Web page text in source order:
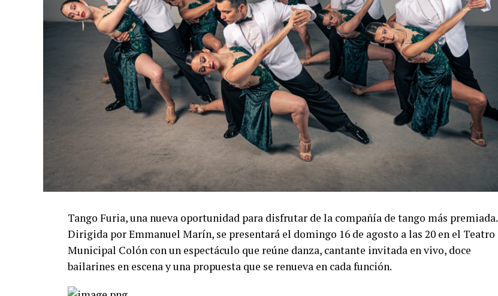
Tango Furia, una nueva oportunidad para disfrutar de la compañía de tango más premiada.
Dirigida por Emmanuel Marín, se presentará el domingo 16 de agosto a las 20 en el Teatro
Municipal Colón con un espectáculo que reúne danza, cantante invitada en vivo, doce
bailarines en escena y una propuesta que se renueva en cada función.